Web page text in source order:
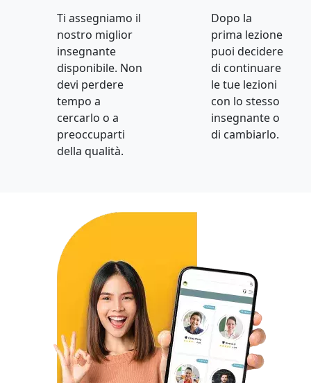
Ti assegniamo il
nostro miglior
insegnante
disponibile. Non
devi perdere
tempo a
cercarlo o a
preoccuparti
della qualità.
Dopo la
prima lezione
puoi decidere
di continuare
le tue lezioni
con lo stesso
insegnante o
di cambiarlo.